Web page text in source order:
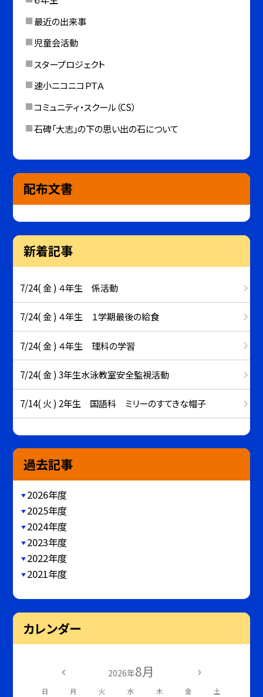
最近の出来事
児童会活動
スタープロジェクト
速小ニコニコＰＴＡ
コミュニティ・スクール（CS）
石碑「大志」の下の思い出の石について
配布文書
新着記事
7/24( 金 ) ４年生 係活動
7/24( 金 ) ４年生 １学期最後の給食
7/24( 金 ) ４年生 理科の学習
7/24( 金 ) 3年生水泳教室安全監視活動
7/14( 火 ) 2年生 国語科 ミリーのすてきな帽子
過去記事
2026年度
2025年度
2024年度
2023年度
2022年度
2021年度
カレンダー
2026年8月
日 月 火 水 木 金 土